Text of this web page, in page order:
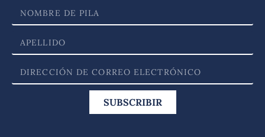
SUBSCRIBIR